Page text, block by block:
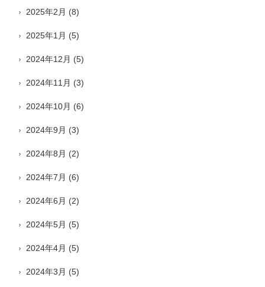
2025年2月 (8)
2025年1月 (5)
2024年12月 (5)
2024年11月 (3)
2024年10月 (6)
2024年9月 (3)
2024年8月 (2)
2024年7月 (6)
2024年6月 (2)
2024年5月 (5)
2024年4月 (5)
2024年3月 (5)